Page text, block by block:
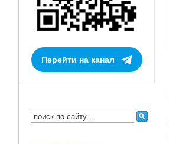
Перейти на канал